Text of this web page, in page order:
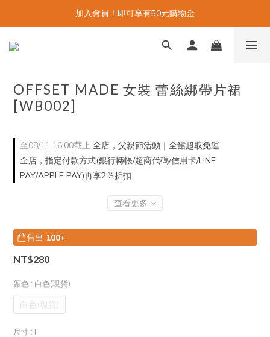
加入會員！即可享有50元購物金
OFFSET MADE 女裝 蕾絲綁帶片裙
[WB002]
至08/11 16:00截止 全店，父親節活動｜全館超取免運
全店，指定付款方式(銀行轉帳/超商代碼/信用卡/LINE
PAY/APPLE PAY)再享2％折扣
查看更多
售出 100+
NT$280
顏色 : 白色(現貨)
白色(現貨)
尺寸 : F